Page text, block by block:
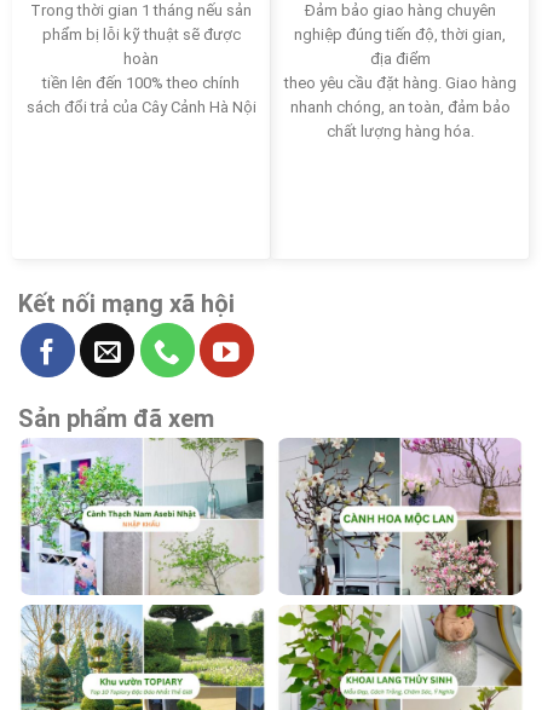
Trong thời gian 1 tháng nếu sản
phẩm bị lỗi kỹ thuật sẽ được
hoàn
tiền lên đến 100% theo chính
sách đổi trả của Cây Cảnh Hà Nội
Đảm bảo giao hàng chuyên
nghiệp đúng tiến độ, thời gian,
địa điểm
theo yêu cầu đặt hàng. Giao hàng
nhanh chóng, an toàn, đảm bảo
chất lượng hàng hóa.
Kết nối mạng xã hội
Sản phẩm đã xem